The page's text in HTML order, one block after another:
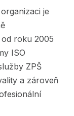
je
roku 2005
ISO
ZPŠ
a zároveň